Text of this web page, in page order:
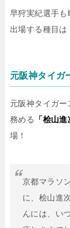
早狩実紀選手も
出場する種目は
元阪神タイガ
元阪神タイガー
務める
「桧山
場！
京都マラソ
に、桧山進
んには、い